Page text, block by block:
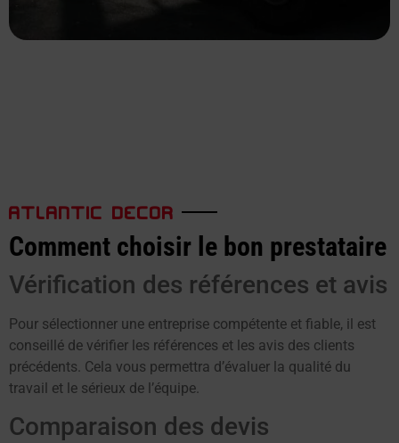
ATLANTIC DECOR
Comment choisir le bon prestataire
Vérification des références et avis
Pour sélectionner une entreprise compétente et fiable, il est
conseillé de vérifier les références et les avis des clients
précédents. Cela vous permettra d’évaluer la qualité du
travail et le sérieux de l’équipe.
Comparaison des devis